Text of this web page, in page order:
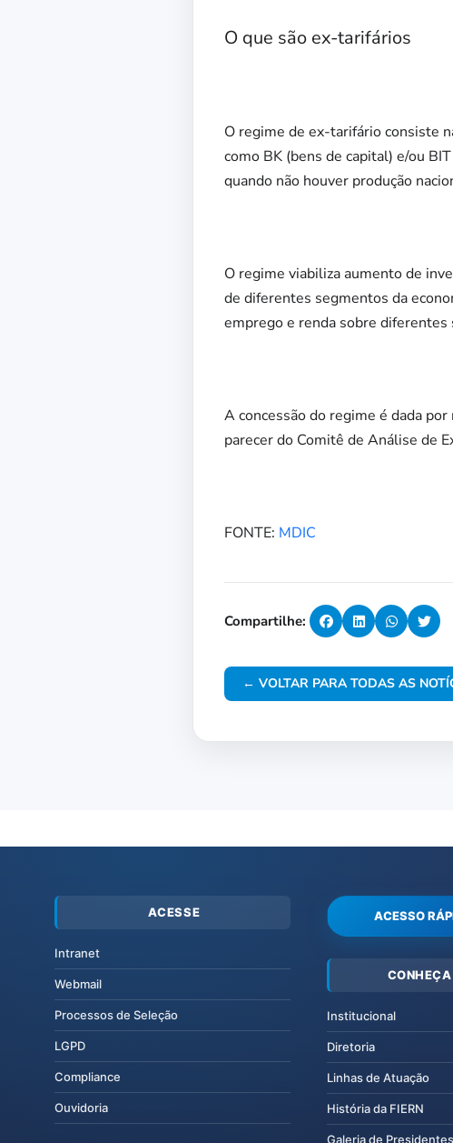
O que são ex-tarifários
O regime de ex-tarifário consiste
como BK (bens de capital) e/ou
quando não houver produção
O regime viabiliza aumento de
de diferentes segmentos da
emprego e renda sobre diferentes
A concessão do regime é dada
parecer do Comitê de Análise de
FONTE: MDIC
Compartilhe:
← VOLTAR PARA TODAS AS
ACESSE
Intranet
Webmail
Processos de Seleção
LGPD
Compliance
Ouvidoria
ACESSO
CONHEÇA
Institucional
Diretoria
Linhas de Atuação
História da FIERN
Galeria de Presidentes